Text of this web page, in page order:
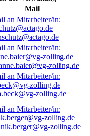
Mail
zolling.de
zolling.de
zolling.de